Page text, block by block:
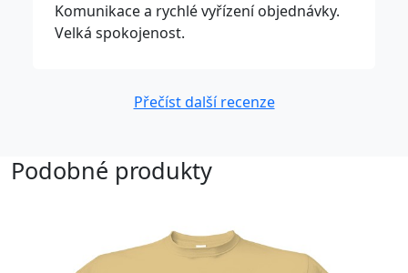
Komunikace a rychlé vyřízení objednávky.
Velká spokojenost.
Přečíst další recenze
Podobné produkty